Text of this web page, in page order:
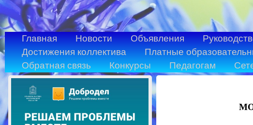
Главная Новости Объявления
Достижения коллектива
Платные
Обратная связь
Конкурсы Педагогам